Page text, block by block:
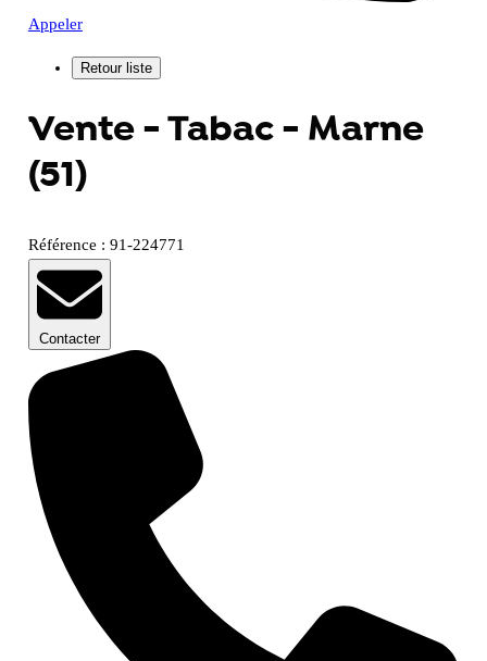
Appeler
Vente - Tabac - Marne
(51)
Référence : 91-224771
Contacter